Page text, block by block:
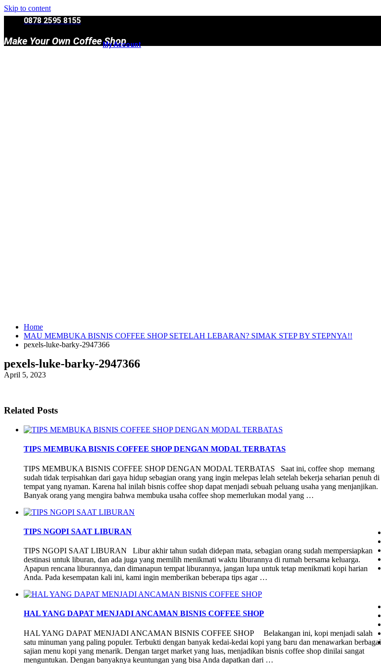
Skip to content
0878 2595 8155
Make Your Own Coffee Shop
My Account
Home
MAU MEMBUKA BISNIS COFFEE SHOP SETELAH LEBARAN? SIMAK STEP BY STEPNYA!!
pexels-luke-barky-2947366
pexels-luke-barky-2947366
April 5, 2023
Related Posts
TIPS MEMBUKA BISNIS COFFEE SHOP DENGAN MODAL TERBATAS
TIPS MEMBUKA BISNIS COFFEE SHOP DENGAN MODAL TERBATAS Saat ini, coffee shop memang
sudah tidak terpisahkan dari gaya hidup sebagian orang yang ingin melepas lelah setelah bekerja seharian penuh di
tempat yang nyaman. Karena hal inilah bisnis coffee shop dapat menjadi sebuah peluang usaha yang menjanjikan.
Banyak orang yang mengira bahwa membuka usaha coffee shop memerlukan modal yang …
TIPS NGOPI SAAT LIBURAN
TIPS NGOPI SAAT LIBURAN Libur akhir tahun sudah didepan mata, sebagian orang sudah mempersiapkan
destinasi untuk liburan, dan ada juga yang memilih menikmati waktu liburannya di rumah bersama keluarga.
Apapun rencana liburannya, dan dimanapun tempat liburannya, jangan lupa untuk tetap menikmati kopi harian
Anda. Pada kesempatan kali ini, kami ingin memberikan beberapa tips agar …
HAL YANG DAPAT MENJADI ANCAMAN BISNIS COFFEE SHOP
HAL YANG DAPAT MENJADI ANCAMAN BISNIS COFFEE SHOP Belakangan ini, kopi menjadi salah
satu minuman yang paling populer. Terbukti dengan banyak kedai-kedai kopi yang baru dan menawarkan berbagai
sajian menu kopi yang menarik. Dengan target market yang luas, menjadikan bisnis coffee shop dinilai sangat
menguntukan. Dengan banyaknya keuntungan yang bisa Anda dapatkan dari …